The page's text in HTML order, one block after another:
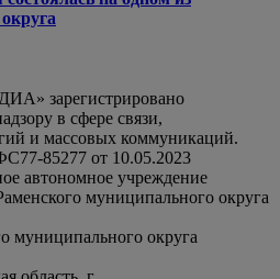
зарегистрировано
в сфере связи,
и массовых коммуникаций.
85277 от 10.05.2023
автономное учреждение
муниципального округа
муниципального округа